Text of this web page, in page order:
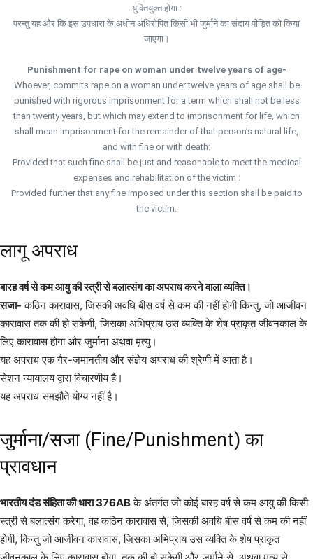
युक्तियुक्त होगा :
परन्तु यह और कि इस उपधारा के अधीन अधिरोपित किसी भी जुर्माने का संदाय पीड़ित को किया
जाएगा।
Punishment for rape on woman under twelve years of age-
Whoever, commits rape on a woman under twelve years of age shall be
punished with rigorous imprisonment for a term which shall not be less
than twenty years, but which may extend to imprisonment for life, which
shall mean imprisonment for the remainder of that person’s natural life,
and with fine or with death:
Provided that such fine shall be just and reasonable to meet the medical
expenses and rehabilitation of the victim :
Provided further that any fine imposed under this section shall be paid to
the victim.
लागू अपराध
बारह वर्ष से कम आयु की स्त्री से बलात्संग का अपराध करने वाला व्यक्ति।
सजा- कठिन कारावास, जिसकी अवधि बीस वर्ष से कम की नहीं होगी किन्तु, जो आजीवन
कारावास तक की हो सकेगी, जिसका अभिप्राय उस व्यक्ति के शेष प्राकृत जीवनकाल के
लिए कारावास होगा और जुर्माना अथवा मृत्यु।
यह अपराध एक गैर-जमानतीय और संज्ञेय अपराध की श्रेणी में आता है।
सेशन न्यायालय द्वारा विचारणीय है।
यह अपराध समझौते योग्य नहीं है।
जुर्माना/सजा (Fine/Punishment) का
प्रावधान
भारतीय दंड संहिता की धारा 376ABके अंतर्गत जो कोई बारह वर्ष से कम आयु की किसी
स्त्री से बलात्संग करेगा, वह कठिन कारावास से, जिसकी अवधि बीस वर्ष से कम की नहीं
होगी, किन्तु जो आजीवन कारावास, जिसका अभिप्राय उस व्यक्ति के शेष प्राकृत